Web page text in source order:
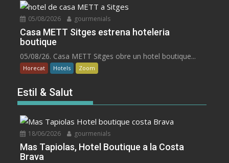
05/08/2026 gourmenials
Casa METT Sitges estrena hoteleria
boutique
05/08/26. Casa METT Sitges obre un hotel boutique...
Horecat Hotels Zoom
Estil & Salut
18/06/2026 gourmenials
Mas Tapiolas, Hotel Boutique a la Costa
Brava